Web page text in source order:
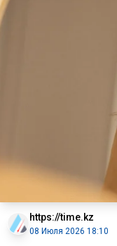
https://time.kz
08 Июля 2026 18:10